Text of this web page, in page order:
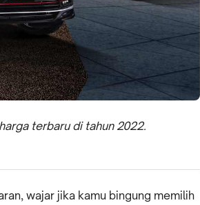
terbaru di tahun 2022.
wajar jika kamu bingung memilih